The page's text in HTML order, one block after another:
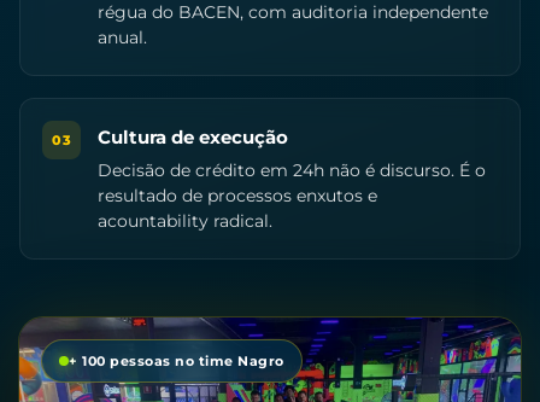
régua do BACEN, com auditoria independente
anual.
03 Cultura de execução
Decisão de crédito em 24h não é discurso. É o
resultado de processos enxutos e
acountability radical.
+ 100 pessoas no time Nagro